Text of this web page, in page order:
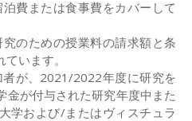
費または食事費をカバーして
のための授業料の請求額と条
います。
が、2021/2022年度に研究を
金が付与された研究年度中また
学および/またはヴィスチュラ